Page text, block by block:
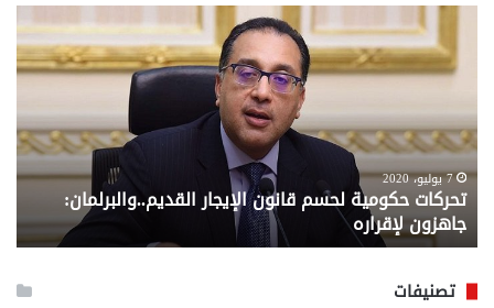
تحركات
حكومية
لحسم
قانون
القديم..والبرلمان:
جاهزون
لإقراره
7 يوليو، 2020
تحركات حكومية لحسم قانون الإيجار القديم..والبرلمان:
جاهزون لإقراره
..
من
تصنيفات